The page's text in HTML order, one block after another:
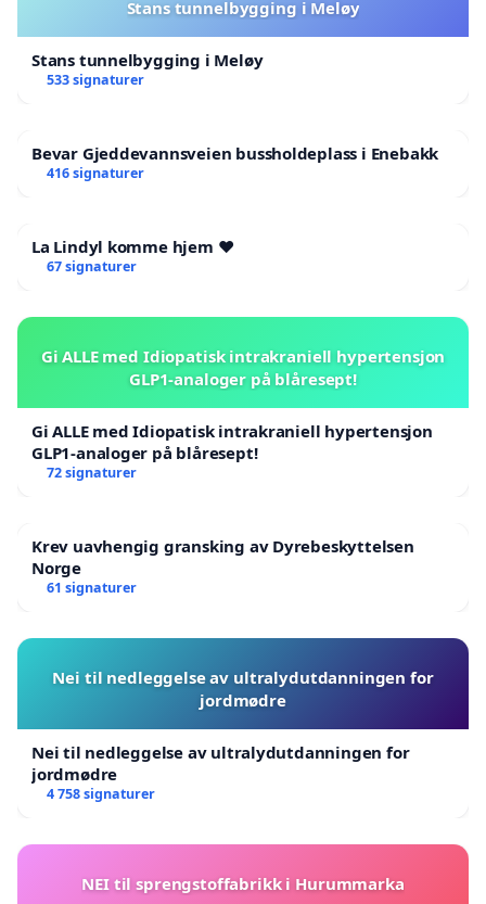
Stans tunnelbygging i Meløy
Stans tunnelbygging i Meløy
533 signaturer
Bevar Gjeddevannsveien bussholdeplass i Enebakk
416 signaturer
La Lindyl komme hjem ❤️
67 signaturer
Gi ALLE med Idiopatisk intrakraniell hypertensjon
GLP1-analoger på blåresept!
Gi ALLE med Idiopatisk intrakraniell hypertensjon
GLP1-analoger på blåresept!
72 signaturer
Krev uavhengig gransking av Dyrebeskyttelsen
Norge
61 signaturer
Nei til nedleggelse av ultralydutdanningen for
jordmødre
Nei til nedleggelse av ultralydutdanningen for
jordmødre
4 758 signaturer
NEI til sprengstoffabrikk i Hurummarka